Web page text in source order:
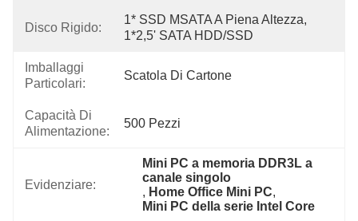
Disco Rigido:
1* SSD MSATA A Piena Altezza,
1*2,5' SATA HDD/SSD
Imballaggi
Particolari:
Scatola Di Cartone
Capacità Di
Alimentazione:
500 Pezzi
Evidenziare:
Mini PC a memoria DDR3L a
canale singolo
, Home Office Mini PC,
Mini PC della serie Intel Core